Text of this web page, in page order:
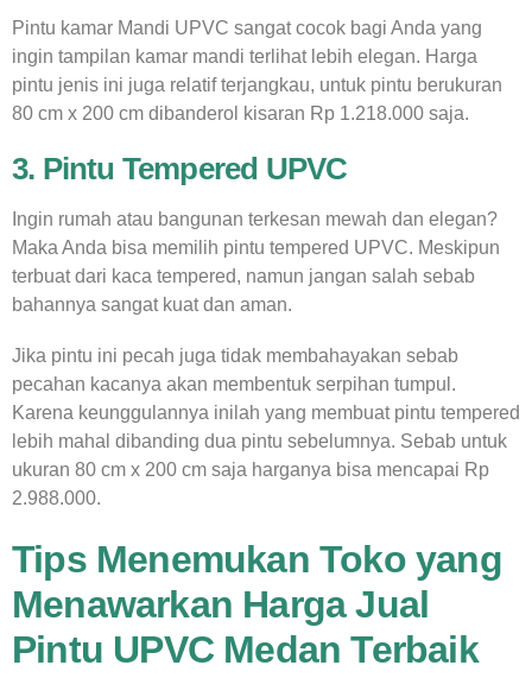
Pintu kamar Mandi UPVC sangat cocok bagi Anda yang
ingin tampilan kamar mandi terlihat lebih elegan. Harga
pintu jenis ini juga relatif terjangkau, untuk pintu berukuran
80 cm x 200 cm dibanderol kisaran Rp 1.218.000 saja.
3. Pintu Tempered UPVC
Ingin rumah atau bangunan terkesan mewah dan elegan?
Maka Anda bisa memilih pintu tempered UPVC. Meskipun
terbuat dari kaca tempered, namun jangan salah sebab
bahannya sangat kuat dan aman.
Jika pintu ini pecah juga tidak membahayakan sebab
pecahan kacanya akan membentuk serpihan tumpul.
Karena keunggulannya inilah yang membuat pintu tempered
lebih mahal dibanding dua pintu sebelumnya. Sebab untuk
ukuran 80 cm x 200 cm saja harganya bisa mencapai Rp
2.988.000.
Tips Menemukan Toko yang
Menawarkan Harga Jual
Pintu UPVC Medan Terbaik